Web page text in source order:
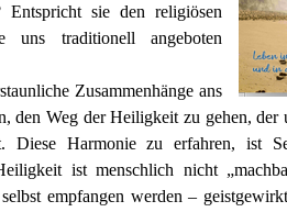
sie den religiösen
uns traditionell angeboten
Zusammenhänge ans
den Weg der Heiligkeit zu gehen, der
Diese Harmonie zu erfahren, ist
ist menschlich nicht
empfangen werden –